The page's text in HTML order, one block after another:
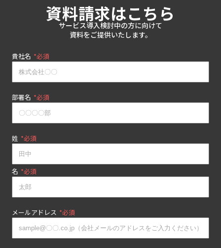
資料請求はこちら
サービス導入検討中の方に向けて
資料をご提供いたします。
貴社名 *
部署名 *
姓 *
名 *
メールアドレス *